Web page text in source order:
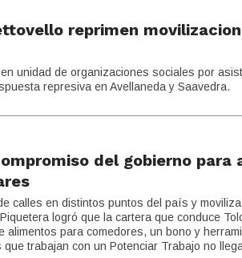
reprimen
unidad de organizaciones sociales por
represiva en Avellaneda y Saavedra.
del gobierno para
calles en distintos puntos del país y
logró que la cartera que conduce
alimentos para comedores, un bono y
trabajan con un Potenciar Trabajo no